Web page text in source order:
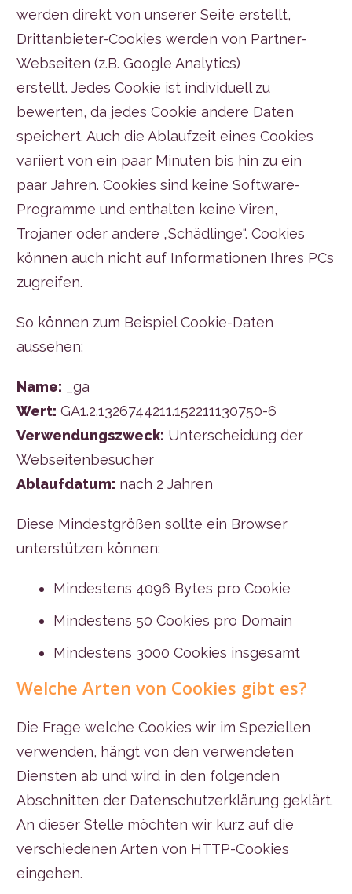
werden direkt von unserer Seite erstellt,
Drittanbieter-Cookies werden von Partner-
Webseiten (z.B. Google Analytics)
erstellt. Jedes Cookie ist individuell zu
bewerten, da jedes Cookie andere Daten
speichert. Auch die Ablaufzeit eines Cookies
variiert von ein paar Minuten bis hin zu ein
paar Jahren. Cookies sind keine Software-
Programme und enthalten keine Viren,
Trojaner oder andere „Schädlinge“. Cookies
können auch nicht auf Informationen Ihres PCs
zugreifen.
So können zum Beispiel Cookie-Daten
aussehen:
Name: _ga
Wert: GA1.2.1326744211.152211130750-6
Verwendungszweck: Unterscheidung der
Webseitenbesucher
Ablaufdatum: nach 2 Jahren
Diese Mindestgrößen sollte ein Browser
unterstützen können:
Mindestens 4096 Bytes pro Cookie
Mindestens 50 Cookies pro Domain
Mindestens 3000 Cookies insgesamt
Welche Arten von Cookies gibt es?
Die Frage welche Cookies wir im Speziellen
verwenden, hängt von den verwendeten
Diensten ab und wird in den folgenden
Abschnitten der Datenschutzerklärung geklärt.
An dieser Stelle möchten wir kurz auf die
verschiedenen Arten von HTTP-Cookies
eingehen.